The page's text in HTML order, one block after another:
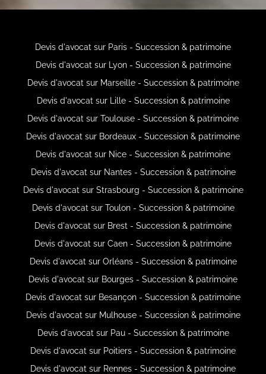
Devis d'avocat sur Paris - Succession & patrimoine
Devis d'avocat sur Lyon - Succession & patrimoine
Devis d'avocat sur Marseille - Succession & patrimoine
Devis d'avocat sur Lille - Succession & patrimoine
Devis d'avocat sur Toulouse - Succession & patrimoine
Devis d'avocat sur Bordeaux - Succession & patrimoine
Devis d'avocat sur Nice - Succession & patrimoine
Devis d'avocat sur Nantes - Succession & patrimoine
Devis d'avocat sur Strasbourg - Succession & patrimoine
Devis d'avocat sur Toulon - Succession & patrimoine
Devis d'avocat sur Brest - Succession & patrimoine
Devis d'avocat sur Caen - Succession & patrimoine
Devis d'avocat sur Orléans - Succession & patrimoine
Devis d'avocat sur Bourges - Succession & patrimoine
Devis d'avocat sur Besançon - Succession & patrimoine
Devis d'avocat sur Mulhouse - Succession & patrimoine
Devis d'avocat sur Pau - Succession & patrimoine
Devis d'avocat sur Poitiers - Succession & patrimoine
Devis d'avocat sur Rennes - Succession & patrimoine